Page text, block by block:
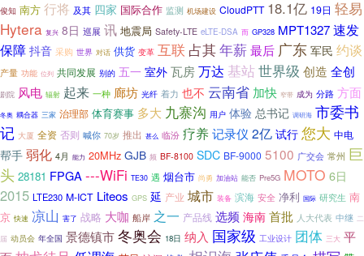
俊知 南方 行将 及其 四家 国际合作 监测 机场建设 CloudPTT 18.1亿 19日 轻易
Hytera 复兴 8日 巡展 讯 地震局 Safety-LTE eLTE-DSA 而 GP328 MPT1327速发
保障抖音 采购 世界 对话 供货 变革 互联 占其年薪最后 广东 军民 约谈
产量 功能 位列 共同发展 别的 五一 室外 瓦房万达 基站世界级 创造 全创
剧院 风电 辐射 起来 一种 廊坊 光纤 着力 也不 云南省 加快 窄带 成为 分路 方面
冬奥 耦合器 三家 治理部 体育赛事 多大 九寨沟 用户 体验 总书记 调研海 市委书
记 大厦 全资 否则 喊你 70岁 推出 甚么 临汾 疗养记录仪 2亿 试行 您大 中电
帮手弱化 4月 能力 20MHz GJB 频 BF-8100 SDC BF-9000 5100 广交会 常州 巨
头 28181 FPGA ---WiFi TE30 遇 烟台市 尚勇 加油站 能否 Pre5G MOTO 6日
2015 LTE230 M-ICT Liteos GPS 延 产业 城市 装备 滨海 安全 净利 国际 研究生 南
京 快速 凉山 害了 战略 大咖 船岸 之一 产品线 选频 海南 首批 人大代表 中继 二
届 动员会 年全国 景德镇市冬奥会 18日 纳入 国家级 工业设计 团体 三大 平